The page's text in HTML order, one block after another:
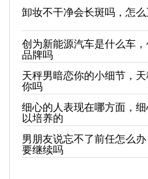
卸妆不干净会长斑吗，怎
创为新能源汽车是什么车
品牌吗
天秤男暗恋你的小细节，
你吗
细心的人表现在哪方面，
以培养的
男朋友说忘不了前任怎么
要继续吗